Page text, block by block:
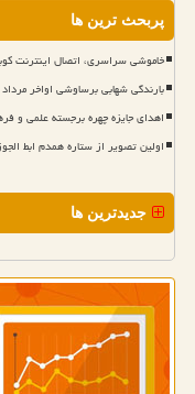
پربحث ترین ها
خاموشی سراسری، اتصال اینترنت
بارندگی شهابی برساوشی اواخر
اهدای جایزه چهره برجسته علمی و
اولین تصویر از ستاره همدم ابط
جدیدترین ها